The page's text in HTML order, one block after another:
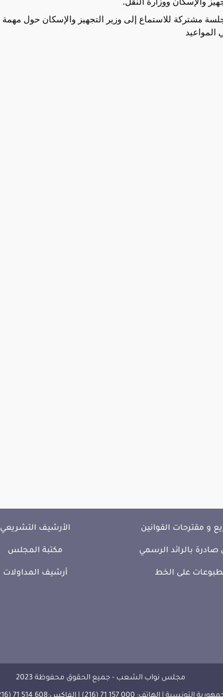
مشتركة للاستماع إلى وزير التجهيز والإسكان حول مهمة
و مقترحات القوانين
صادرة بالرائد الرسمي
على الخط
الأرشيف التشريعي
مكتبة المجلس
أرشيف المداولات
مجلس نواب الشعب - جميع الحقوق محفوظة 2023